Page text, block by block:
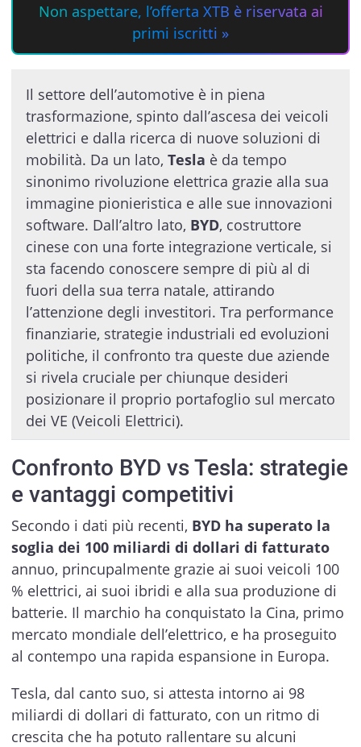
Non aspettare, l’offerta XTB è riservata ai
primi iscritti »
Il settore dell’automotive è in piena
trasformazione, spinto dall’ascesa dei veicoli
elettrici e dalla ricerca di nuove soluzioni di
mobilità. Da un lato, Tesla è da tempo
sinonimo rivoluzione elettrica grazie alla sua
immagine pionieristica e alle sue innovazioni
software. Dall’altro lato, BYD, costruttore
cinese con una forte integrazione verticale, si
sta facendo conoscere sempre di più al di
fuori della sua terra natale, attirando
l’attenzione degli investitori. Tra performance
finanziarie, strategie industriali ed evoluzioni
politiche, il confronto tra queste due aziende
si rivela cruciale per chiunque desideri
posizionare il proprio portafoglio sul mercato
dei VE (Veicoli Elettrici).
Confronto BYD vs Tesla: strategie
e vantaggi competitivi
Secondo i dati più recenti, BYD ha superato la
soglia dei 100 miliardi di dollari di fatturato
annuo, princupalmente grazie ai suoi veicoli 100
% elettrici, ai suoi ibridi e alla sua produzione di
batterie. Il marchio ha conquistato la Cina, primo
mercato mondiale dell’elettrico, e ha proseguito
al contempo una rapida espansione in Europa.
Tesla, dal canto suo, si attesta intorno ai 98
miliardi di dollari di fatturato, con un ritmo di
crescita che ha potuto rallentare su alcuni